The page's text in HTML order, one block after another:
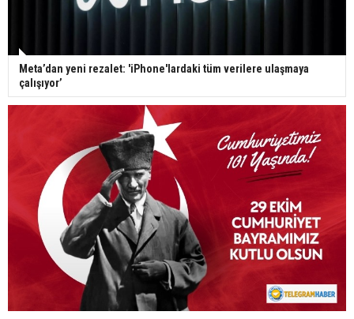
Meta’dan yeni rezalet: 'iPhone'lardaki tüm verilere ulaşmaya
çalışıyor’